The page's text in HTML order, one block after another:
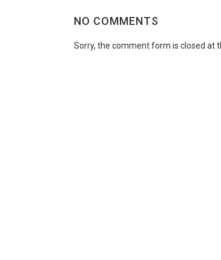
NO COMMENTS
Sorry, the comment form is closed at